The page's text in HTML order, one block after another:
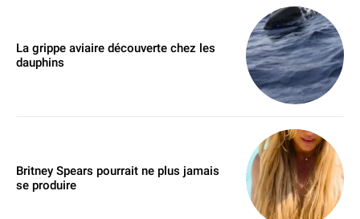
La grippe aviaire découverte chez les
dauphins
Britney Spears pourrait ne plus jamais
se produire